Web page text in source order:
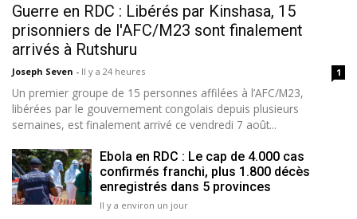
Guerre en RDC : Libérés par Kinshasa, 15
prisonniers de l'AFC/M23 sont finalement
arrivés à Rutshuru
Joseph Seven - Il y a 24 heures 1
Un premier groupe de 15 personnes affilées à l’AFC/M23,
libérées par le gouvernement congolais depuis plusieurs
semaines, est finalement arrivé ce vendredi 7 août...
Ebola en RDC : Le cap de 4.000 cas
confirmés franchi, plus 1.800 décès
enregistrés dans 5 provinces
Il y a environ un jour